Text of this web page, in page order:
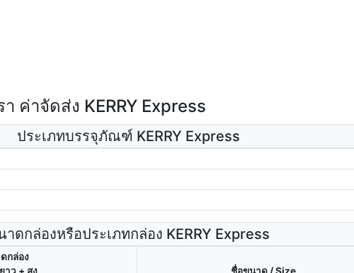
ค่าจัดส่ง KERRY Express
ประเภทบรรจุภัณฑ์ KERRY Express
าดกล่องหรือประเภทกล่อง KERRY Express
กล่อง